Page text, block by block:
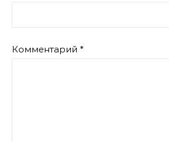
Комментарий *